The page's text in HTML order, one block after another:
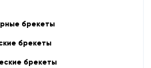
брекеты
брекеты
брекеты